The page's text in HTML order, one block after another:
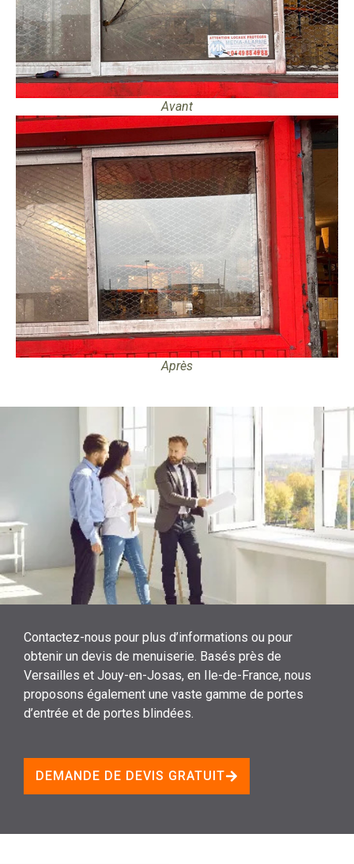
Avant
Après
Contactez-nous pour plus d’informations ou pour
obtenir un devis de menuiserie. Basés près de
Versailles et Jouy-en-Josas, en Ile-de-France, nous
proposons également une vaste gamme de portes
d’entrée et de portes blindées.
DEMANDE DE DEVIS GRATUIT